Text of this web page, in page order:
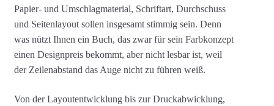
c
o
u
n
t
Papier- und Umschlagmaterial, Schriftart, Durchschuss
und Seitenlayout sollen insgesamt stimmig sein. Denn
was nützt Ihnen ein Buch, das zwar für sein Farbkonzept
einen Designpreis bekommt, aber nicht lesbar ist, weil
der Zeilenabstand das Auge nicht zu führen weiß.
Von der Layoutentwicklung bis zur Druckabwicklung,